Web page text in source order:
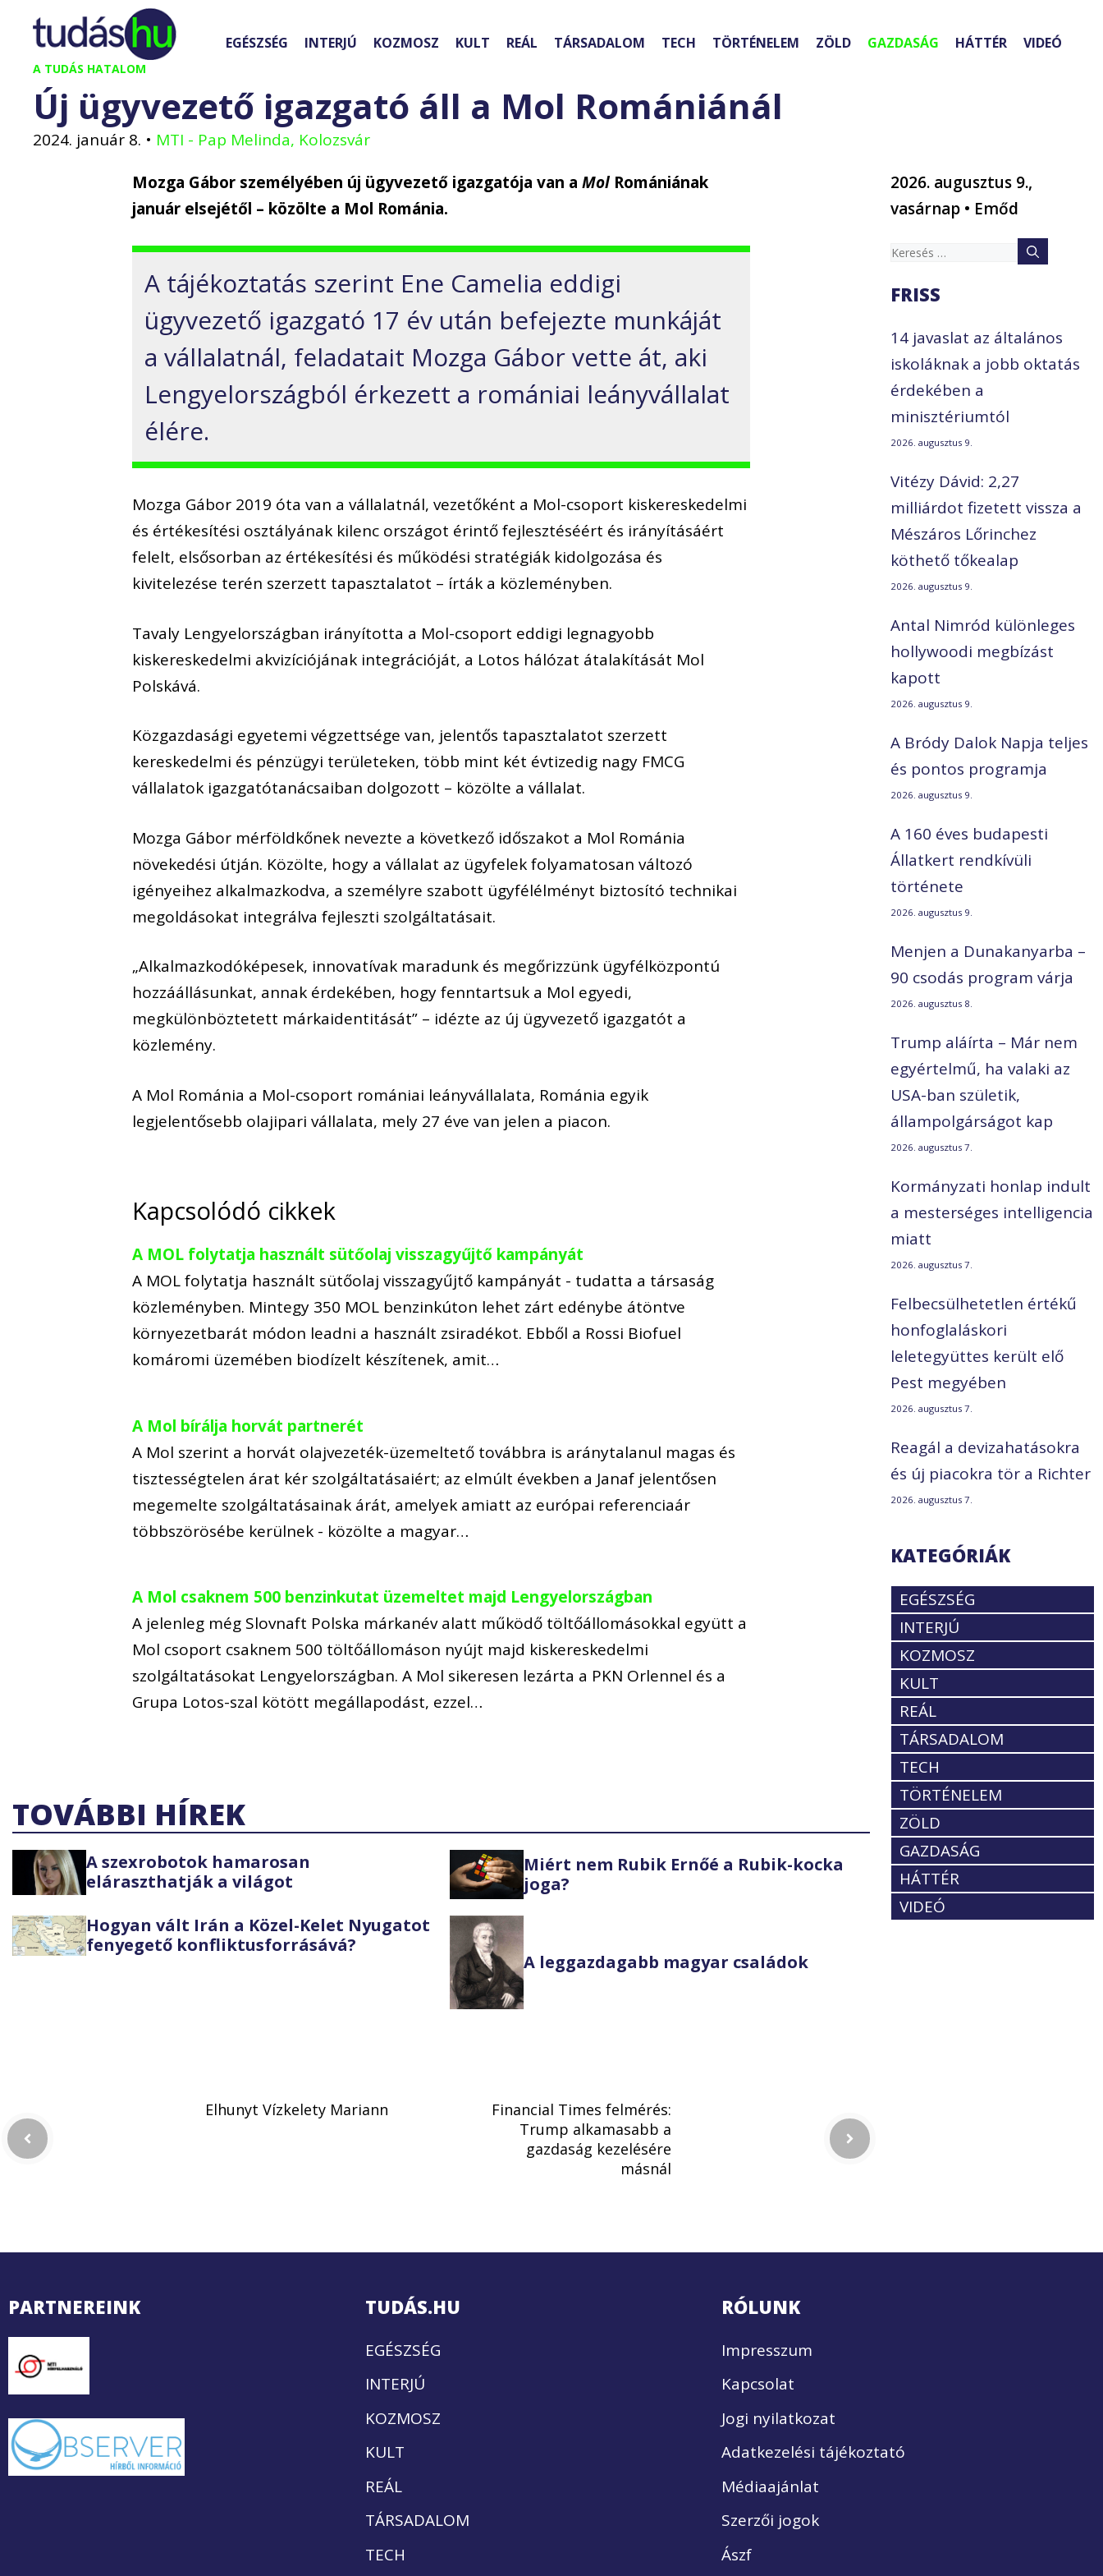
Kilépés
tartalomba
A TUDÁS HATALOM
EGÉSZSÉG INTERJÚ KOZMOSZ KULT REÁL TÁRSADALOM TECH TÖRTÉNELEM ZÖLD GAZDASÁG HÁTTÉR VIDEÓ
Új ügyvezető igazgató áll a Mol Romániánál
2024. január 8. • MTI - Pap Melinda, Kolozsvár
Mozga Gábor személyében új ügyvezető igazgatója van aMolRomániának
január elsejétől – közölte a Mol Románia.
A tájékoztatás szerint Ene Camelia eddigi
ügyvezető igazgató 17 év után befejezte munkáját
a vállalatnál, feladatait Mozga Gábor vette át, aki
Lengyelországból érkezett a romániai leányvállalat
élére.
Mozga Gábor 2019 óta van a vállalatnál, vezetőként a Mol-csoport kiskereskedelmi
és értékesítési osztályának kilenc országot érintő fejlesztéséért és irányításáért
felelt, elsősorban az értékesítési és működési stratégiák kidolgozása és
kivitelezése terén szerzett tapasztalatot – írták a közleményben.
Tavaly Lengyelországban irányította a Mol-csoport eddigi legnagyobb
kiskereskedelmi akvizíciójának integrációját, a Lotos hálózat átalakítását Mol
Polskává.
Közgazdasági egyetemi végzettsége van, jelentős tapasztalatot szerzett
kereskedelmi és pénzügyi területeken, több mint két évtizedig nagy FMCG
vállalatok igazgatótanácsaiban dolgozott – közölte a vállalat.
Mozga Gábor mérföldkőnek nevezte a következő időszakot a Mol Románia
növekedési útján. Közölte, hogy a vállalat az ügyfelek folyamatosan változó
igényeihez alkalmazkodva, a személyre szabott ügyfélélményt biztosító technikai
megoldásokat integrálva fejleszti szolgáltatásait.
„Alkalmazkodóképesek, innovatívak maradunk és megőrizzünk ügyfélközpontú
hozzáállásunkat, annak érdekében, hogy fenntartsuk a Mol egyedi,
megkülönböztetett márkaidentitását” – idézte az új ügyvezető igazgatót a
közlemény.
A Mol Románia a Mol-csoport romániai leányvállalata, Románia egyik
legjelentősebb olajipari vállalata, mely 27 éve van jelen a piacon.
Kapcsolódó cikkek
A MOL folytatja használt sütőolaj visszagyűjtő kampányát
A MOL folytatja használt sütőolaj visszagyűjtő kampányát - tudatta a társaság
közleményben. Mintegy 350 MOL benzinkúton lehet zárt edénybe átöntve
környezetbarát módon leadni a használt zsiradékot. Ebből a Rossi Biofuel
komáromi üzemében biodízelt készítenek, amit…
A Mol bírálja horvát partnerét
A Mol szerint a horvát olajvezeték-üzemeltető továbbra is aránytalanul magas és
tisztességtelen árat kér szolgáltatásaiért; az elmúlt években a Janaf jelentősen
megemelte szolgáltatásainak árát, amelyek amiatt az európai referenciaár
többszörösébe kerülnek - közölte a magyar…
A Mol csaknem 500 benzinkutat üzemeltet majd Lengyelországban
A jelenleg még Slovnaft Polska márkanév alatt működő töltőállomásokkal együtt a
Mol csoport csaknem 500 töltőállomáson nyújt majd kiskereskedelmi
szolgáltatásokat Lengyelországban. A Mol sikeresen lezárta a PKN Orlennel és a
Grupa Lotos-szal kötött megállapodást, ezzel…
TOVÁBBI HÍREK
A szexrobotok hamarosan
eláraszthatják a világot
Miért nem Rubik Ernőé a Rubik-kocka
joga?
Hogyan vált Irán a Közel-Kelet Nyugatot
fenyegető konfliktusforrásává?
A leggazdagabb magyar családok
2026. augusztus 9.,
vasárnap • Emőd
Keresés:
FRISS
14 javaslat az általános
iskoláknak a jobb oktatás
érdekében a
minisztériumtól
2026. augusztus 9.
Vitézy Dávid: 2,27
milliárdot fizetett vissza a
Mészáros Lőrinchez
köthető tőkealap
2026. augusztus 9.
Antal Nimród különleges
hollywoodi megbízást
kapott
2026. augusztus 9.
A Bródy Dalok Napja teljes
és pontos programja
2026. augusztus 9.
A 160 éves budapesti
Állatkert rendkívüli
története
2026. augusztus 9.
Menjen a Dunakanyarba –
90 csodás program várja
2026. augusztus 8.
Trump aláírta – Már nem
egyértelmű, ha valaki az
USA-ban születik,
állampolgárságot kap
2026. augusztus 7.
Kormányzati honlap indult
a mesterséges intelligencia
miatt
2026. augusztus 7.
Felbecsülhetetlen értékű
honfoglaláskori
leletegyüttes került elő
Pest megyében
2026. augusztus 7.
Reagál a devizahatásokra
és új piacokra tör a Richter
2026. augusztus 7.
KATEGÓRIÁK
EGÉSZSÉG
INTERJÚ
KOZMOSZ
KULT
REÁL
TÁRSADALOM
TECH
TÖRTÉNELEM
ZÖLD
GAZDASÁG
HÁTTÉR
VIDEÓ
Elhunyt Vízkelety Mariann
Financial Times felmérés:
Trump alkamasabb a
gazdaság kezelésére
másnál
PARTNEREINK TUDÁS.HU
EGÉSZSÉG
INTERJÚ
KOZMOSZ
KULT
REÁL
TÁRSADALOM
TECH
RÓLUNK
Impresszum
Kapcsolat
Jogi nyilatkozat
Adatkezelési tájékoztató
Médiaajánlat
Szerzői jogok
Ászf